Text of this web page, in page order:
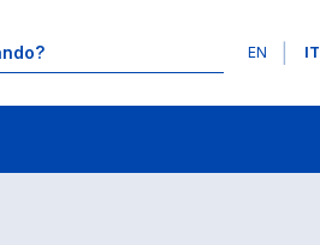
Lingue
EN IT
Ricerca insegnamenti in ordine alfabetico